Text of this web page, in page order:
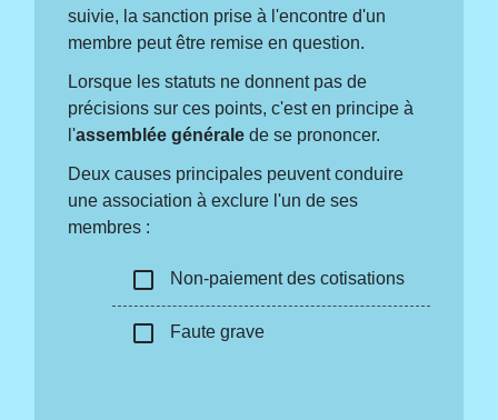
suivie, la sanction prise à l'encontre d'un
membre peut être remise en question.
Lorsque les statuts ne donnent pas de
précisions sur ces points, c'est en principe à
l'assemblée générale de se prononcer.
Deux causes principales peuvent conduire
une association à exclure l'un de ses
membres :
check_box_outline_blank Non-paiement des cotisations
check_box_outline_blank Faute grave